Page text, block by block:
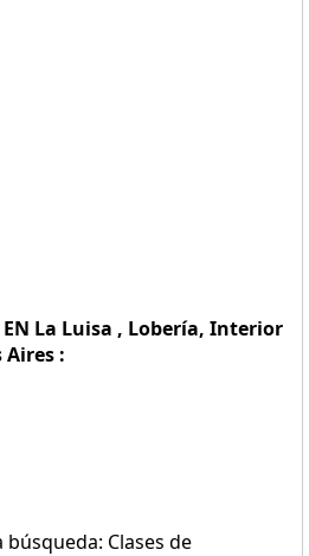
La Luisa , Lobería, Interior
Aires :
Clases de